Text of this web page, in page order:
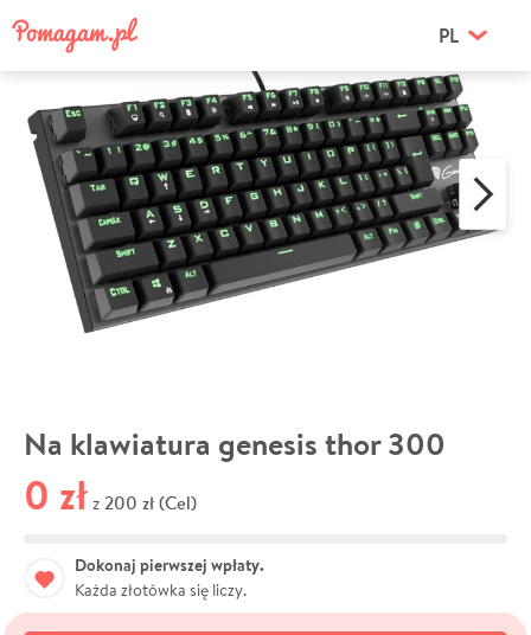
PL
Na klawiatura genesis thor 300
0 zł z 200 zł (Cel)
Dokonaj pierwszej wpłaty.
Każda złotówka się liczy.